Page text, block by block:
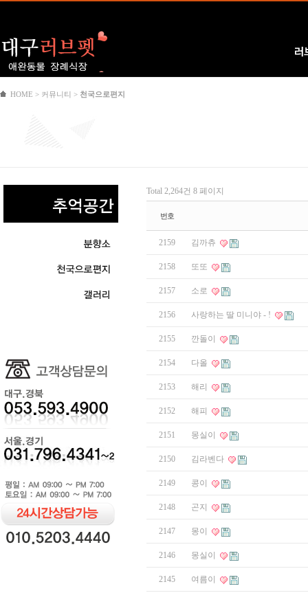
Logo
러
HOME > 커뮤니티 > 천국으로편지
Total 2,264건 8 페이지
번호
2159 김까츄
2158 또또
2157 소로
2156 사랑하는 딸 미니야 - !
2155 깐돌이
2154 다올
2153 해리
2152 해피
2151 몽실이
2150 김라벤다
2149 콩이
2148 곤지
2147 몽이
2146 몽실이
2145 여름이